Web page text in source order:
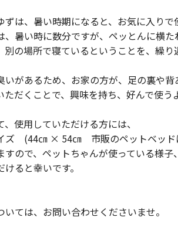
ずは、暑い時期になると、お気に入りで
暑い時に数分ですが、ペッとんに横た
別の場所で寝ているということを、繰り
いがあるため、お家の方が、足の裏や背
ただくことで、興味を持ち、好んで使う
、使用していただける方には、
ズ (44㎝ × 54㎝ 市販のペットベッ
すので、ペットちゃんが使っている様子
ると幸いです。
いては、お問い合わせくださいませ。